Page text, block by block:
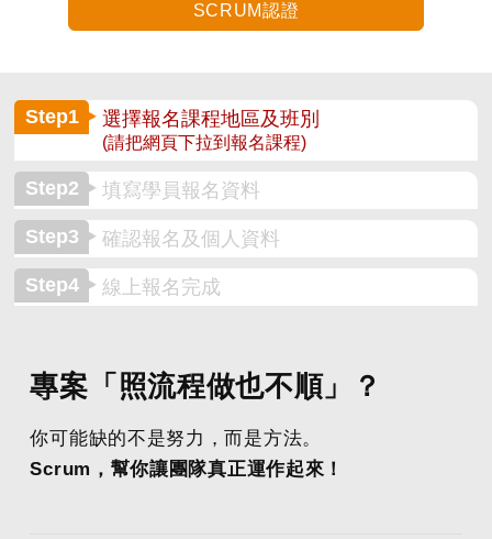
SCRUM認證
Step1 選擇報名課程地區及班別
(請把網頁下拉到報名課程)
Step2 填寫學員報名資料
Step3 確認報名及個人資料
Step4 線上報名完成
專案「照流程做也不順」？
你可能缺的不是努力，而是方法。
Scrum，幫你讓團隊真正運作起來！